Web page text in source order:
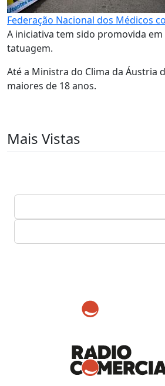
Federação Nacional dos Médicos
A iniciativa tem sido promovida
tatuagem.
Até a Ministra do Clima da Áustria
maiores de 18 anos.
Mais Vistas